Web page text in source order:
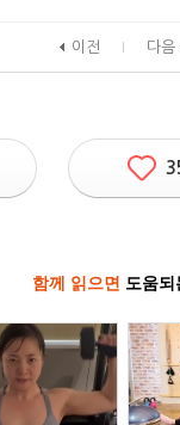
이전 다음
함께 읽으면 도움되